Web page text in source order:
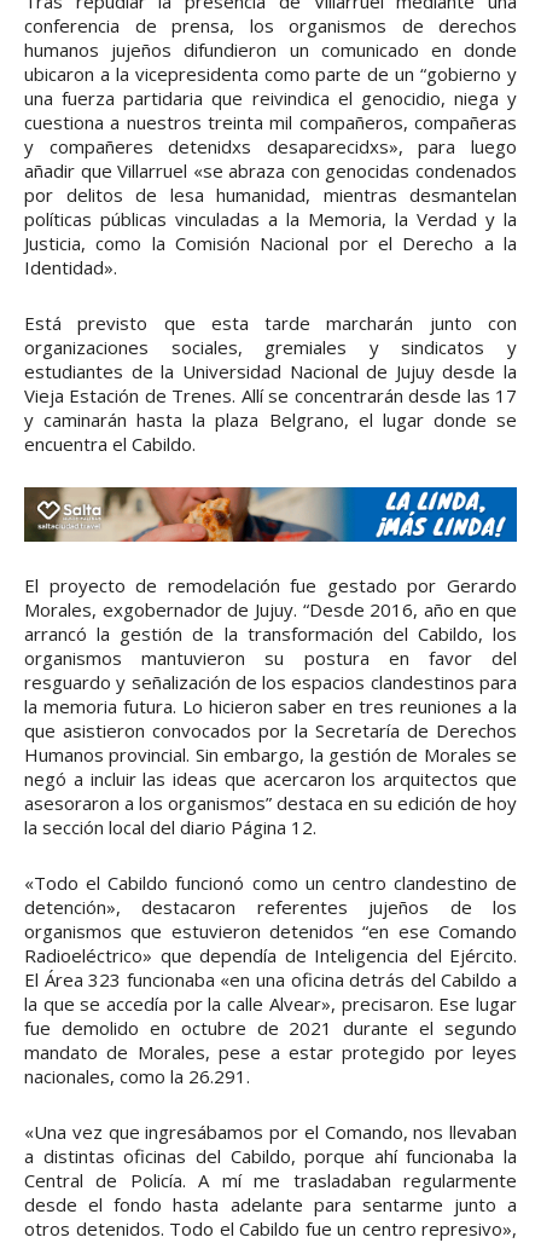
conferencia de prensa, los organismos de derechos
humanos jujeños difundieron un comunicado en donde
ubicaron a la vicepresidenta como parte de un “gobierno y
una fuerza partidaria que reivindica el genocidio, niega y
cuestiona a nuestros treinta mil compañeros, compañeras
y compañeres detenidxs desaparecidxs», para luego
añadir que Villarruel «se abraza con genocidas condenados
por delitos de lesa humanidad, mientras desmantelan
políticas públicas vinculadas a la Memoria, la Verdad y la
Justicia, como la Comisión Nacional por el Derecho a la
Identidad».
Está previsto que esta tarde marcharán junto con
organizaciones sociales, gremiales y sindicatos y
estudiantes de la Universidad Nacional de Jujuy desde la
Vieja Estación de Trenes. Allí se concentrarán desde las 17
y caminarán hasta la plaza Belgrano, el lugar donde se
encuentra el Cabildo.
El proyecto de remodelación fue gestado por Gerardo
Morales, exgobernador de Jujuy. “Desde 2016, año en que
arrancó la gestión de la transformación del Cabildo, los
organismos mantuvieron su postura en favor del
resguardo y señalización de los espacios clandestinos para
la memoria futura. Lo hicieron saber en tres reuniones a la
que asistieron convocados por la Secretaría de Derechos
Humanos provincial. Sin embargo, la gestión de Morales se
negó a incluir las ideas que acercaron los arquitectos que
asesoraron a los organismos” destaca en su edición de hoy
la sección local del diario Página 12.
«Todo el Cabildo funcionó como un centro clandestino de
detención», destacaron referentes jujeños de los
organismos que estuvieron detenidos “en ese Comando
Radioeléctrico» que dependía de Inteligencia del Ejército.
El Área 323 funcionaba «en una oficina detrás del Cabildo a
la que se accedía por la calle Alvear», precisaron. Ese lugar
fue demolido en octubre de 2021 durante el segundo
mandato de Morales, pese a estar protegido por leyes
nacionales, como la 26.291.
«Una vez que ingresábamos por el Comando, nos llevaban
a distintas oficinas del Cabildo, porque ahí funcionaba la
Central de Policía. A mí me trasladaban regularmente
desde el fondo hasta adelante para sentarme junto a
otros detenidos. Todo el Cabildo fue un centro represivo»,